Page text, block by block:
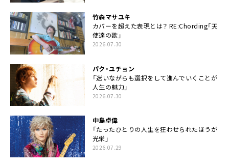
竹森マサユキ
カバーを超えた表現とは？ RE:Chording「天
使達の歌」
2026.07.30
パク・ユチョン
「迷いながらも選択をして進んでいくことが
人生の魅力」
2026.07.30
中島卓偉
「たったひとりの人生を狂わせられたほうが
光栄」
2026.07.29